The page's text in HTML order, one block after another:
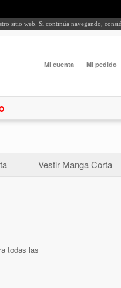
sitio web. Si continúa navegando,
Mi cuenta Mi pedido
Vestir Manga Corta
todas las